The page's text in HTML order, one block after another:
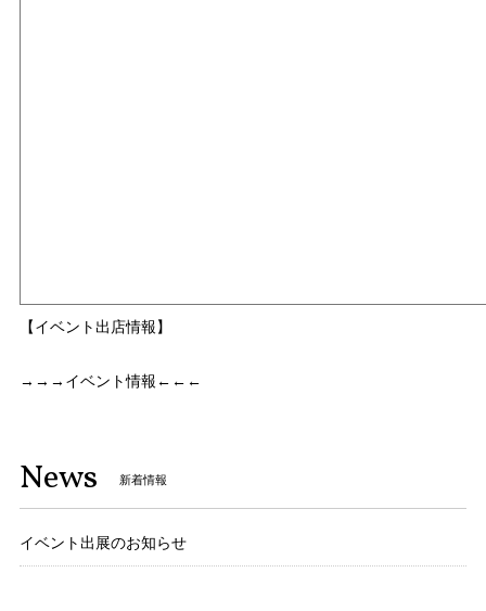
【イベント出店情報】
→→→イベント情報←←←
News 新着情報
イベント出展のお知らせ